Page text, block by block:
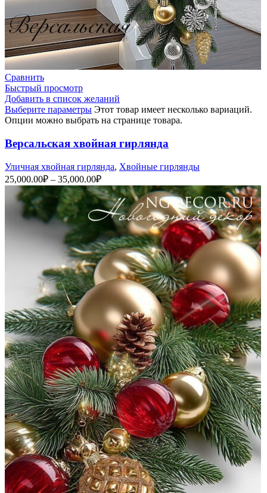
Сравнить
Быстрый просмотр
Добавить в список желаний
Выберите параметры Этот товар имеет несколько вариаций.
Опции можно выбрать на странице товара.
Версальская хвойная гирлянда
Уличная хвойная гирлянда, Хвойные гирлянды
25,000.00₽ – 35,000.00₽